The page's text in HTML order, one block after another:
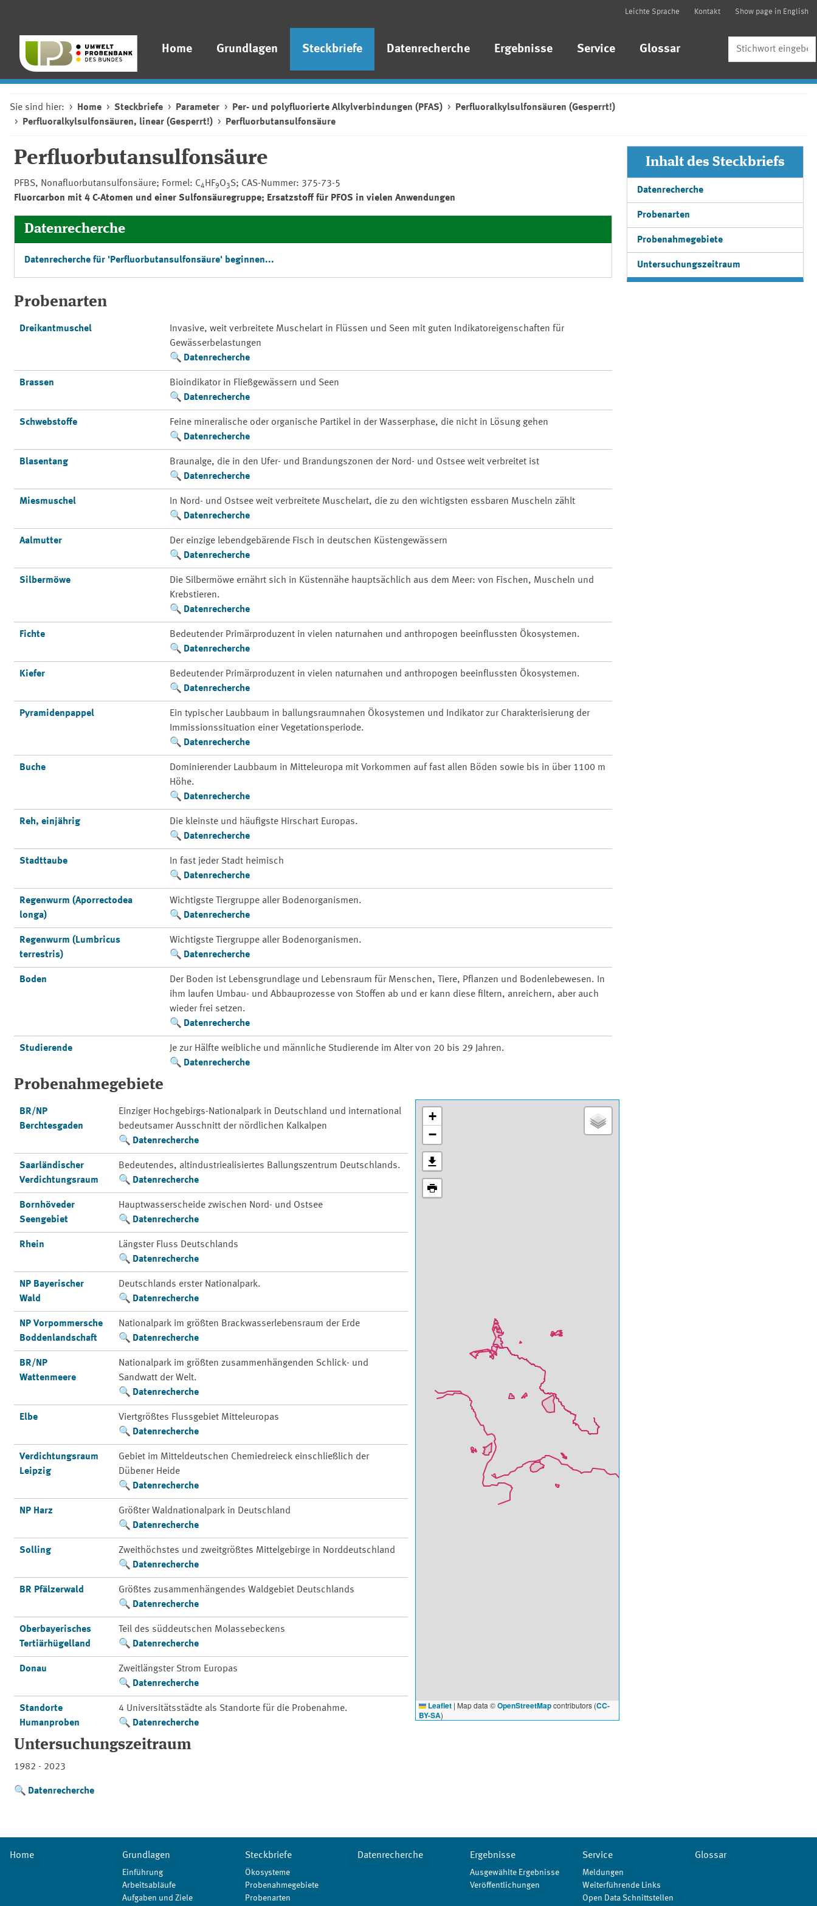
Leichte Sprache Kontakt Show page in English
Home Grundlagen Steckbriefe Datenrecherche Ergebnisse Service Glossar
Sie sind hier: Home Steckbriefe Parameter Per- und polyfluorierte Alkylverbindungen (PFAS)
Perfluoralkylsulfonsäuren (Gesperrt!)
Perfluoralkylsulfonsäuren, linear (Gesperrt!)
Perfluorbutansulfonsäure
Perfluorbutansulfonsäure
PFBS, Nonafluorbutansulfonsäure; Formel: C4 HF9O3S; CAS-Nummer: 375-73-5
Fluorcarbon mit 4 C-Atomen und einer Sulfonsäuregruppe; Ersatzstoff für PFOS in vielen Anwendungen
Datenrecherche
Datenrecherche für 'Perfluorbutansulfonsäure' beginnen...
Probenarten
Dreikantmuschel
Invasive, weit verbreitete Muschelart in Flüssen und Seen mit guten Indikatoreigenschaften für
Gewässerbelastungen
Datenrecherche
Brassen
Bioindikator in Fließgewässern und Seen
Datenrecherche
Schwebstoffe
Feine mineralische oder organische Partikel in der Wasserphase, die nicht in Lösung gehen
Datenrecherche
Blasentang
Braunalge, die in den Ufer- und Brandungszonen der Nord- und Ostsee weit verbreitet ist
Datenrecherche
Miesmuschel
In Nord- und Ostsee weit verbreitete Muschelart, die zu den wichtigsten essbaren Muscheln zählt
Datenrecherche
Aalmutter
Der einzige lebendgebärende Fisch in deutschen Küstengewässern
Datenrecherche
Silbermöwe
Die Silbermöwe ernährt sich in Küstennähe hauptsächlich aus dem Meer: von Fischen, Muscheln und
Krebstieren.
Datenrecherche
Fichte
Bedeutender Primärproduzent in vielen naturnahen und anthropogen beeinflussten Ökosystemen.
Datenrecherche
Kiefer
Bedeutender Primärproduzent in vielen naturnahen und anthropogen beeinflussten Ökosystemen.
Datenrecherche
Pyramidenpappel
Ein typischer Laubbaum in ballungsraumnahen Ökosystemen und Indikator zur Charakterisierung der
Immissionssituation einer Vegetationsperiode.
Datenrecherche
Buche
Dominierender Laubbaum in Mitteleuropa mit Vorkommen auf fast allen Böden sowie bis in über 1100 m
Höhe.
Datenrecherche
Reh, einjährig
Die kleinste und häufigste Hirschart Europas.
Datenrecherche
Stadttaube
In fast jeder Stadt heimisch
Datenrecherche
Regenwurm (Aporrectodea
longa)
Wichtigste Tiergruppe aller Bodenorganismen.
Datenrecherche
Regenwurm (Lumbricus
terrestris)
Wichtigste Tiergruppe aller Bodenorganismen.
Datenrecherche
Boden
Der Boden ist Lebensgrundlage und Lebensraum für Menschen, Tiere, Pflanzen und Bodenlebewesen. In
ihm laufen Umbau- und Abbauprozesse von Stoffen ab und er kann diese filtern, anreichern, aber auch
wieder frei setzen.
Datenrecherche
Studierende
Je zur Hälfte weibliche und männliche Studierende im Alter von 20 bis 29 Jahren.
Datenrecherche
Probenahmegebiete
BR/NP
Berchtesgaden
Einziger Hochgebirgs-Nationalpark in Deutschland und international
bedeutsamer Ausschnitt der nördlichen Kalkalpen
Datenrecherche
Saarländischer
Verdichtungsraum
Bedeutendes, altindustriealisiertes Ballungszentrum Deutschlands.
Datenrecherche
Bornhöveder
Seengebiet
Hauptwasserscheide zwischen Nord- und Ostsee
Datenrecherche
Rhein
Längster Fluss Deutschlands
Datenrecherche
NP Bayerischer
Wald
Deutschlands erster Nationalpark.
Datenrecherche
NP Vorpommersche
Boddenlandschaft
Nationalpark im größten Brackwasserlebensraum der Erde
Datenrecherche
BR/NP
Wattenmeere
Nationalpark im größten zusammenhängenden Schlick- und
Sandwatt der Welt.
Datenrecherche
Elbe
Viertgrößtes Flussgebiet Mitteleuropas
Datenrecherche
Verdichtungsraum
Leipzig
Gebiet im Mitteldeutschen Chemiedreieck einschließlich der
Dübener Heide
Datenrecherche
NP Harz
Größter Waldnationalpark in Deutschland
Datenrecherche
Solling
Zweithöchstes und zweitgrößtes Mittelgebirge in Norddeutschland
Datenrecherche
BR Pfälzerwald
Größtes zusammenhängendes Waldgebiet Deutschlands
Datenrecherche
Oberbayerisches
Tertiärhügelland
Teil des süddeutschen Molassebeckens
Datenrecherche
Donau
Zweitlängster Strom Europas
Datenrecherche
Standorte
Humanproben
4 Universitätsstädte als Standorte für die Probenahme.
Datenrecherche
+
−
Leaflet | Map data ©OpenStreetMapcontributors (CC-
BY-SA)
Untersuchungszeitraum
1982 - 2023
Datenrecherche
Inhalt des Steckbriefs
Datenrecherche
Probenarten
Probenahmegebiete
Untersuchungszeitraum
Home Grundlagen
Einführung
Arbeitsabläufe
Aufgaben und Ziele
Steckbriefe
Ökosysteme
Probenahmegebiete
Probenarten
Datenrecherche Ergebnisse
Ausgewählte Ergebnisse
Veröffentlichungen
Service
Meldungen
Weiterführende Links
Open Data Schnittstellen
Glossar